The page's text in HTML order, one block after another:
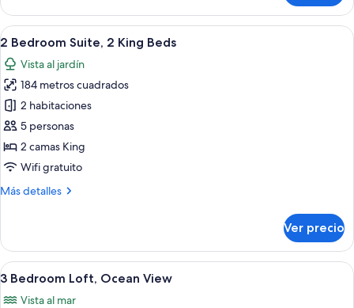
Bedroom
Suite,
1King
Bed
Abrir
todas
las
fotos
de
2
Bedroom
Suite,
King
Una sala de estar moderna con un
20
2 Bedroom Suite, 2 King Beds
Vista al jardín
184 metros cuadrados
2 habitaciones
5 personas
2 camas King
Wifi gratuito
Más detalles
Más
Bedroom
Suite,
2
Beds
Ver precio
Abrir
todas
Una sala de estar moderna con
20
3 Bedroom Loft, Ocean View
Vista al mar